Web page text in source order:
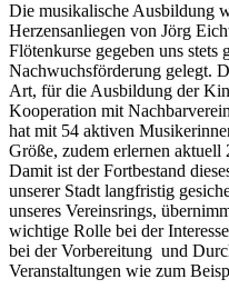
Die musikalische Ausbildung
Herzensanliegen von Jörg
Flötenkurse gegeben uns
Nachwuchsförderung gelegt.
Art, für die Ausbildung der
Kooperation mit
hat mit 54 aktiven
Größe, zudem erlernen aktuell
Damit ist der Fortbestand
unserer Stadt langfristig
unseres Vereinsrings,
wichtige Rolle bei der
bei der Vorbereitung und
Veranstaltungen wie zum